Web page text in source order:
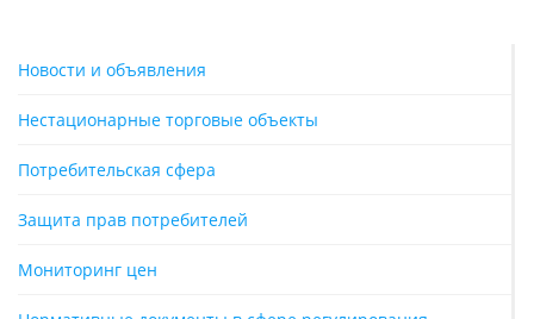
Новости и объявления
Нестационарные торговые объекты
Потребительская сфера
Защита прав потребителей
Мониторинг цен